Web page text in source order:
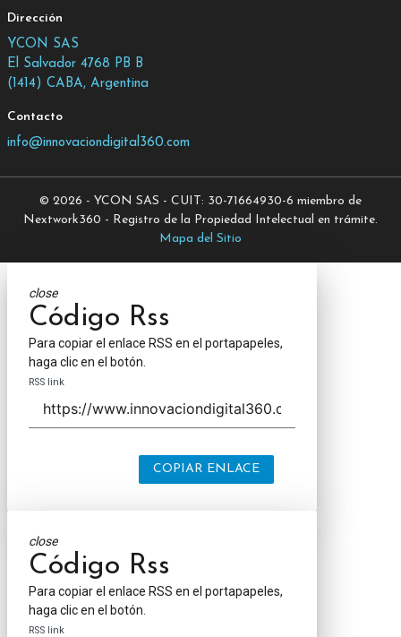
Dirección
YCON SAS
El Salvador 4768 PB B
(1414) CABA, Argentina
Contacto
info@innovaciondigital360.com
© 2026 - YCON SAS - CUIT: 30-71664930-6 miembro de
Nextwork360 - Registro de la Propiedad Intelectual en trámite.
Mapa del Sitio
close
Código Rss
Para copiar el enlace RSS en el portapapeles,
haga clic en el botón.
RSS link
COPIAR ENLACE
close
Código Rss
Para copiar el enlace RSS en el portapapeles,
haga clic en el botón.
RSS link